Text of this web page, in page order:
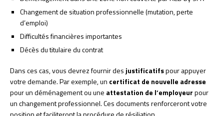
Changement de situation professionnelle (mutation, perte
d’emploi)
Difficultés financières importantes
Décès du titulaire du contrat
Dans ces cas, vous devrez fournir des justificatifspour appuyer
votre demande. Par exemple, un certificat de nouvelle adresse
pour un déménagement ou une attestation de l’employeurpour
un changement professionnel. Ces documents renforceront votre